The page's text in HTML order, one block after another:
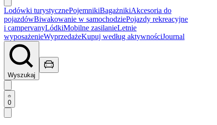
Lodówki turystycznePojemnikiBagażnikiAkcesoria do
pojazdówBiwakowanie w samochodziePojazdy rekreacyjne
i campervanyLódkiMobilne zasilanieLetnie
wyposażenieWyprzedażeKupuj według aktywnościJournal
Wyszukaj
0